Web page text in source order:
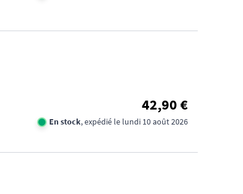
42,90 €
En stock, expédié le lundi 10 août 2026